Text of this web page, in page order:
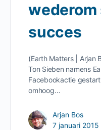
succes
(Earth Matters | Arjan
Ton Sieben namens
Facebookactie
omhoog…
Arjan Bos
7 januari 2015